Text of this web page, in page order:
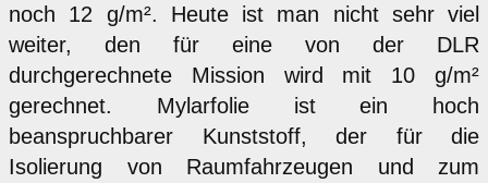
noch 12 g/m². Heute ist man nicht sehr viel
weiter, den für eine von der DLR
durchgerechnete Mission wird mit 10 g/m²
gerechnet. Mylarfolie ist ein hoch
beanspruchbarer Kunststoff, der für die
Isolierung von Raumfahrzeugen und zum